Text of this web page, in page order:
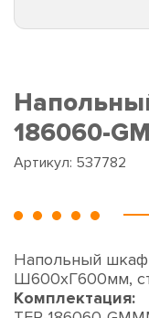
186060-
Артикул: 537782
Напольный шкаф
Ш600хГ600мм,
Комплектация: